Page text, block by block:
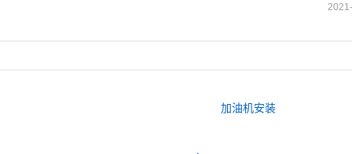
加油机安装